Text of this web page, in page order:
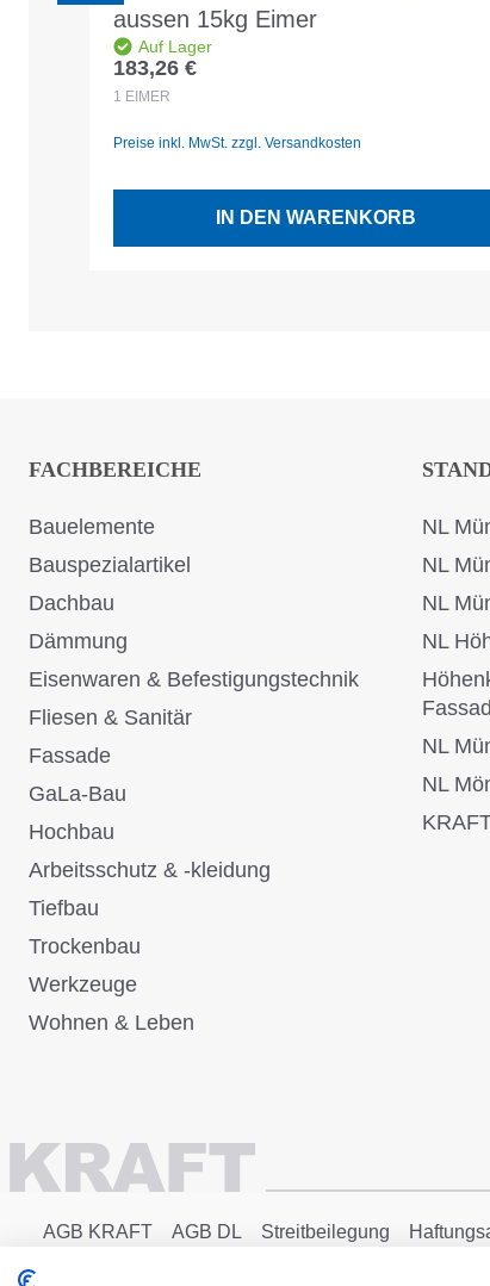
aussen 15kg Eimer
Auf Lager
Regulärer Preis:
183,26 €
1 EIMER
Preise inkl. MwSt. zzgl. Versandkosten
IN DEN WARENKORB
FACHBEREICHE
Bauelemente
Bauspezialartikel
Dachbau
Dämmung
Eisenwaren & Befestigungstechnik
Fliesen & Sanitär
Fassade
GaLa-Bau
Hochbau
Arbeitsschutz & -kleidung
Tiefbau
Trockenbau
Werkzeuge
Wohnen & Leben
NL
NL
NL
NL
NL
NL
AGB KRAFT AGB DL Streitbeilegung